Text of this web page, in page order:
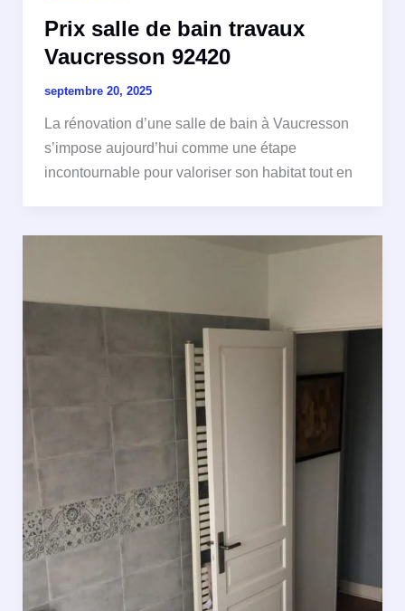
Prix salle de bain travaux
Vaucresson 92420
septembre 20, 2025
La rénovation d’une salle de bain à Vaucresson
s’impose aujourd’hui comme une étape
incontournable pour valoriser son habitat tout en